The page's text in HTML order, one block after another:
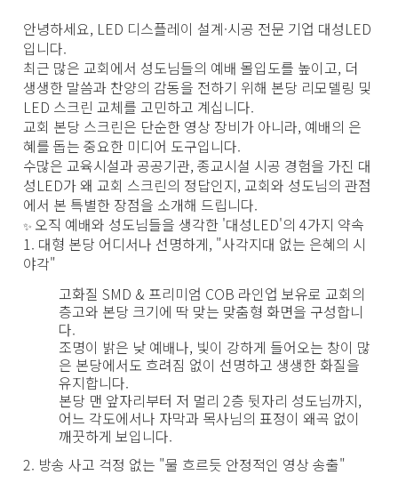
안녕하세요, LED 디스플레이 설계·시공 전문 기업 대성LED
입니다.
최근 많은 교회에서 성도님들의 예배 몰입도를 높이고, 더
생생한 말씀과 찬양의 감동을 전하기 위해 본당 리모델링 및
LED 스크린 교체를 고민하고 계십니다.
교회 본당 스크린은 단순한 영상 장비가 아니라, 예배의 은
혜를 돕는 중요한 미디어 도구입니다.
수많은 교육시설과 공공기관, 종교시설 시공 경험을 가진 대
성LED가 왜 교회 스크린의 정답인지,교회와 성도님의 관점
에서 본 특별한 장점을 소개해 드립니다.
✨ 오직 예배와 성도님들을 생각한 '대성LED'의 4가지 약속
1. 대형 본당 어디서나 선명하게, "사각지대 없는 은혜의 시
야각"
고화질 SMD & 프리미엄 COB 라인업 보유로 교회의
층고와 본당 크기에 딱 맞는 맞춤형 화면을 구성합니
다.
조명이 밝은 낮 예배나, 빛이 강하게 들어오는 창이 많
은 본당에서도 흐려짐 없이 선명하고 생생한 화질을
유지합니다.
본당 맨 앞자리부터 저 멀리 2층 뒷자리 성도님까지,
어느 각도에서나 자막과 목사님의 표정이 왜곡 없이
깨끗하게 보입니다.
2. 방송 사고 걱정 없는 "물 흐르듯 안정적인 영상 송출"